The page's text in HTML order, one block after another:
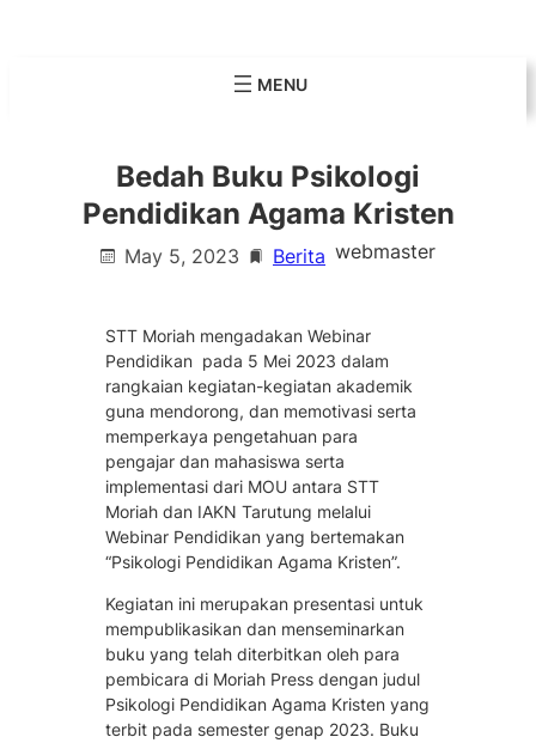
Bedah Buku Psikologi
Pendidikan Agama Kristen
May 5, 2023 Berita webmaster
STT Moriah mengadakan Webinar
Pendidikan pada 5 Mei 2023 dalam
rangkaian kegiatan-kegiatan akademik
guna mendorong, dan memotivasi serta
memperkaya pengetahuan para
pengajar dan mahasiswa serta
implementasi dari MOU antara STT
Moriah dan IAKN Tarutung melalui
Webinar Pendidikan yang bertemakan
“Psikologi Pendidikan Agama Kristen”.
Kegiatan ini merupakan presentasi untuk
mempublikasikan dan menseminarkan
buku yang telah diterbitkan oleh para
pembicara di Moriah Press dengan judul
Psikologi Pendidikan Agama Kristen yang
terbit pada semester genap 2023. Buku